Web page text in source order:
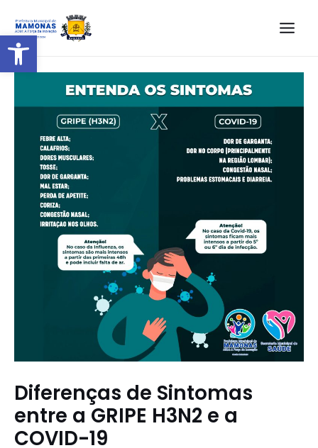
Barra de Ferramentas Aberta
Diferenças de Sintomas
entre a GRIPE H3N2 e a
COVID-19